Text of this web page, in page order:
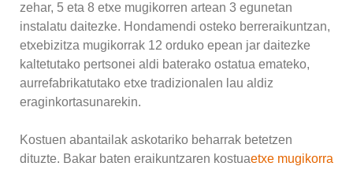
zehar, 5 eta 8 etxe mugikorren artean 3 egunetan
instalatu daitezke. Hondamendi osteko berreraikuntzan,
etxebizitza mugikorrak 12 orduko epean jar daitezke
kaltetutako pertsonei aldi baterako ostatua emateko,
aurrefabrikatutako etxe tradizionalen lau aldiz
eraginkortasunarekin.
Kostuen abantailak askotariko beharrak betetzen
dituzte. Bakar baten eraikuntzaren kostuaetxe mugikorra